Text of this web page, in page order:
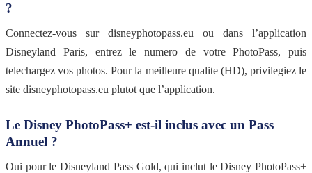
?
Connectez-vous sur disneyphotopass.eu ou dans l’application
Disneyland Paris, entrez le numero de votre PhotoPass, puis
telechargez vos photos. Pour la meilleure qualite (HD), privilegiez le
site disneyphotopass.eu plutot que l’application.
Le Disney PhotoPass+ est-il inclus avec un Pass
Annuel ?
Oui pour le Disneyland Pass Gold, qui inclut le Disney PhotoPass+